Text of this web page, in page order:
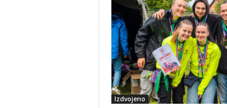
Izdvojeno